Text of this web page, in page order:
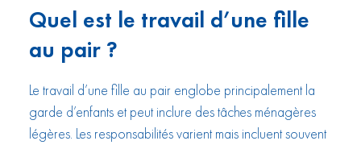
Quel est le travail d’une fille
au pair ?
Le travail d’une fille au pair englobe principalement la
garde d’enfants et peut inclure des tâches ménagères
légères. Les responsabilités varient mais incluent souvent